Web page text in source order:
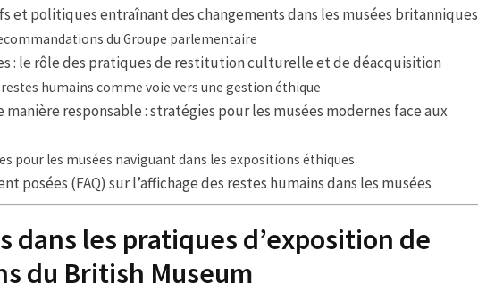
et politiques entraînant des changements dans les musées britanniques
du Groupe parlementaire
: le rôle des pratiques de restitution culturelle et de déacquisition
humains comme voie vers une gestion éthique
manière responsable : stratégies pour les musées modernes face aux
pour les musées naviguant dans les expositions éthiques
posées (FAQ) sur l’affichage des restes humains dans les musées
dans les pratiques d’exposition de
du British Museum